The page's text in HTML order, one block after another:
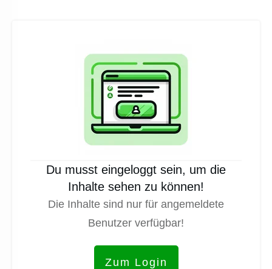
Du musst eingeloggt sein, um die
Inhalte sehen zu können!
Die Inhalte sind nur für angemeldete
Benutzer verfügbar!
Zum Login